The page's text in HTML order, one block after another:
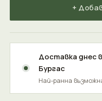
+
Доставка днес в
Бургас
Най-ранна